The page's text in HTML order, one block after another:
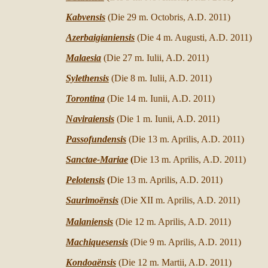
Kabvensis (Die 29 m. Octobris, A.D. 2011)
Azerbaigianiensis (Die 4 m. Augusti, A.D. 2011)
Malaesia (Die 27 m. Iulii, A.D. 2011)
Sylethensis (Die 8 m. Iulii, A.D. 2011)
Torontina (Die 14 m. Iunii, A.D. 2011)
Naviraiensis (Die 1 m. Iunii, A.D. 2011)
Passofundensis (Die 13 m. Aprilis, A.D. 2011)
Sanctae-Mariae (Die 13 m. Aprilis, A.D. 2011)
Pelotensis (Die 13 m. Aprilis, A.D. 2011)
Saurimoënsis (Die XII m. Aprilis, A.D. 2011)
Malaniensis (Die 12 m. Aprilis, A.D. 2011)
Machiquesensis (Die 9 m. Aprilis, A.D. 2011)
Kondoaënsis (Die 12 m. Martii, A.D. 2011)